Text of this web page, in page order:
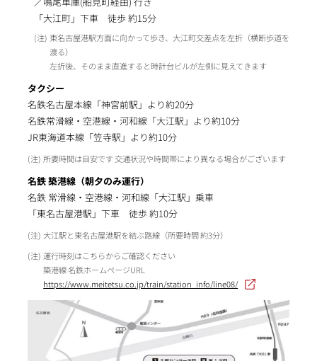
「大江町」下車 徒歩 約15分
東名古屋港駅方面に向かって歩き、大江町交差点を左折（横断歩道を
渡る）
左折後、そのまま直進すると時計台ビルが左側に見えてきます
タクシー
名鉄名古屋本線「神宮前駅」より約20分
名鉄常滑線・空港線・河和線「大江駅」より約10分
JR東海道本線「笠寺駅」より約10分
所要時間は目安です 交通状況や時間帯により異なる場合がございます
名鉄 築港線（朝夕のみ運行）
名鉄 常滑線・空港線・河和線「大江駅」乗車
「東名古屋港駅」下車 徒歩 約10分
大江駅と東名古屋港駅を結ぶ路線（所要時間 約3分）
運行時刻はこちらからご確認ください
築港線 名鉄ホームページURL
https://www.meitetsu.co.jp/train/station_info/line08/